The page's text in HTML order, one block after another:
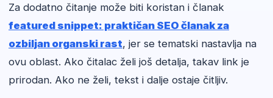
Za dodatno čitanje može biti koristan i članak
featured snippet: praktičan SEO članak za
ozbiljan organski rast, jer se tematski nastavlja na
ovu oblast. Ako čitalac želi još detalja, takav link je
prirodan. Ako ne želi, tekst i dalje ostaje čitljiv.